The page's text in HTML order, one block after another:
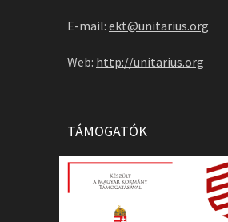
E-mail: ekt@unitarius.org
Web: http://unitarius.org
TÁMOGATÓK